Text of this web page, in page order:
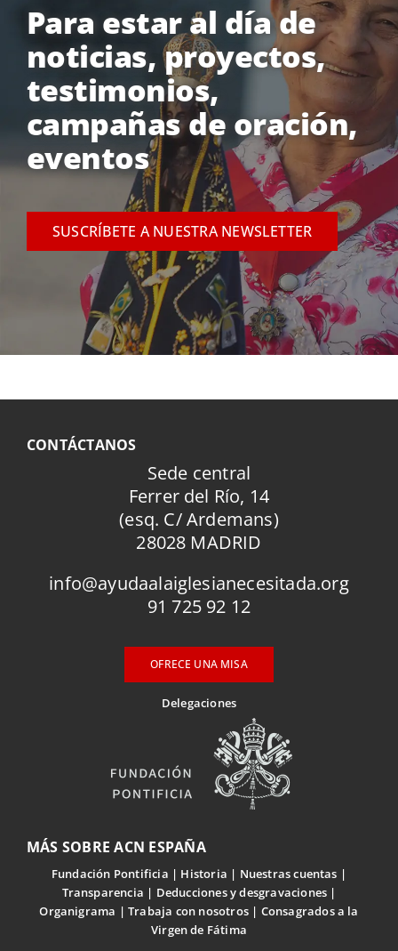
Para estar al día de
noticias, proyectos,
testimonios,
campañas de oración,
eventos
SUSCRÍBETE A NUESTRA NEWSLETTER
CONTÁCTANOS
Sede central
Ferrer del Río, 14
(esq. C/ Ardemans)
28028 MADRID
info@ayudaalaiglesianecesitada.org
91 725 92 12
OFRECE UNA MISA
Delegaciones
MÁS SOBRE ACN ESPAÑA
Fundación Pontificia Historia
Nuestras cuentas
Transparencia
Deducciones y desgravaciones
Organigrama
Trabaja con nosotros
Consagrados a la
Virgen de Fátima